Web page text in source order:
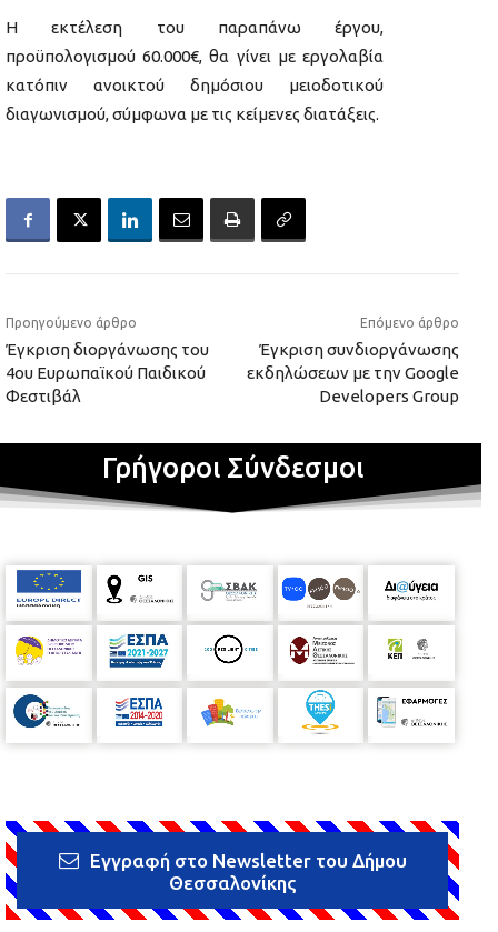
Η εκτέλεση του παραπάνω έργου,
προϋπολογισμού 60.000€, θα γίνει με εργολαβία
κατόπιν ανοικτού δημόσιου μειοδοτικού
διαγωνισμού, σύμφωνα με τις κείμενες διατάξεις.
Προηγούμενο άρθρο
Έγκριση διοργάνωσης του
4ου Ευρωπαϊκού Παιδικού
Φεστιβάλ
Επόμενο άρθρο
Έγκριση συνδιοργάνωσης
εκδηλώσεων με την Google
Developers Group
Γρήγοροι Σύνδεσμοι
Εγγραφή στο Newsletter του Δήμου
Θεσσαλονίκης